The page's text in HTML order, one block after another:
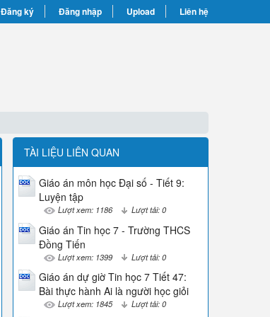
Đăng ký Đăng nhập Upload Liên hệ
TÀI LIỆU LIÊN QUAN
Giáo án môn học Đại số - Tiết 9:
Luyện tập
Lượt xem: 1186 Lượt tải: 0
Giáo án Tin học 7 - Trường THCS
Đồng Tiến
Lượt xem: 1399 Lượt tải: 0
Giáo án dự giờ Tin học 7 Tiết 47:
Bài thực hành Ai là người học giỏi
Lượt xem: 1845 Lượt tải: 0